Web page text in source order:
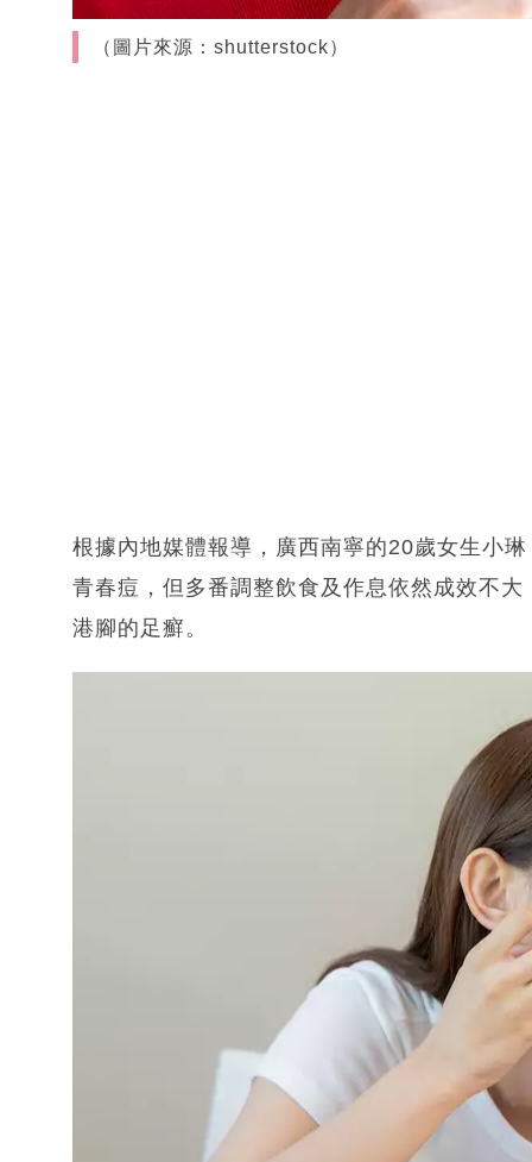
（圖片來源：shutterstock）
根據內地媒體報導，廣西南寧的20歲女生小
青春痘，但多番調整飲食及作息依然成效不
港腳的足癬。